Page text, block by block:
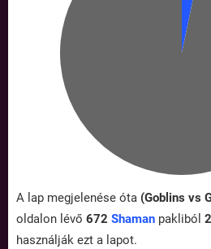
A lap megjelenése óta (Goblins vs
oldalon lévő 672 Shaman pakliból
használják ezt a lapot.